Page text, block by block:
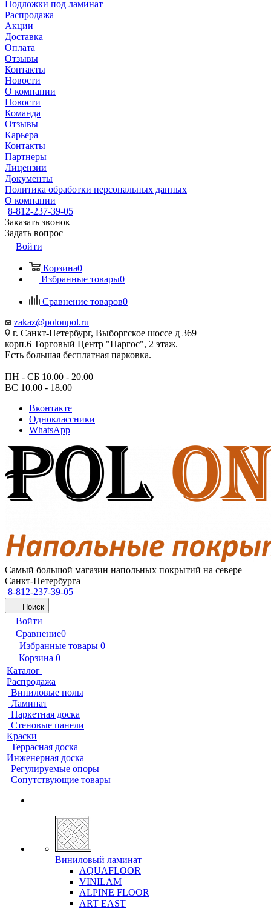
Подложки под ламинат
Распродажа
Акции
Доставка
Оплата
Отзывы
Контакты
Новости
О компании
Новости
Команда
Отзывы
Карьера
Контакты
Партнеры
Лицензии
Документы
Политика обработки персональных данных
О компании
8-812-237-39-05
Заказать звонок
Задать вопрос
Войти
Корзина0
Избранные товары0
Сравнение товаров0
zakaz@polonpol.ru
г. Санкт-Петербург, Выборгское шоссе д 369
корп.6 Торговый Центр "Паргос", 2 этаж.
Есть большая бесплатная парковка.
ПН - СБ 10.00 - 20.00
ВС 10.00 - 18.00
Вконтакте
Одноклассники
WhatsApp
Самый большой магазин напольных покрытий на севере
Санкт-Петербурга
8-812-237-39-05
Поиск
Войти
Сравнение0
Избранные товары 0
Корзина 0
Каталог
Распродажа
Виниловые полы
Ламинат
Паркетная доска
Стеновые панели
Краски
Террасная доска
Инженерная доска
Регулируемые опоры
Сопутствующие товары
Виниловый ламинат
AQUAFLOOR
VINILAM
ALPINE FLOOR
ART EAST